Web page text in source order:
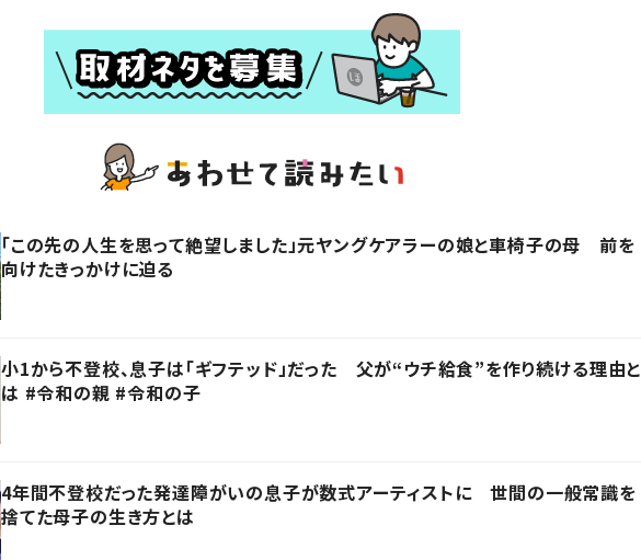
「この先の人生を思って絶望しました」元ヤングケアラーの娘と車椅子の母 前を
向けたきっかけに迫る
小1から不登校、息子は「ギフテッド」だった 父が“ウチ給食”を作り続ける理由と
は #令和の親 #令和の子
4年間不登校だった発達障がいの息子が数式アーティストに 世間の一般常識を
捨てた母子の生き方とは